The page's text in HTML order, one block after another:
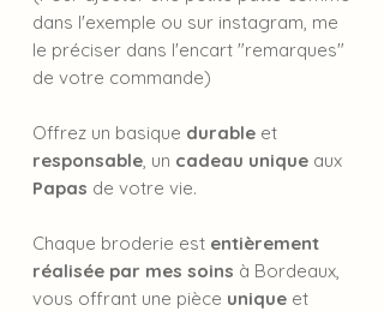
dans l'exemple ou sur instagram, me
le préciser dans l'encart "remarques"
de votre commande)
Offrez un basique durable et
responsable, un cadeau unique aux
Papas de votre vie.
Chaque broderie est entièrement
réalisée par mes soins à Bordeaux,
vous offrant une pièce unique et